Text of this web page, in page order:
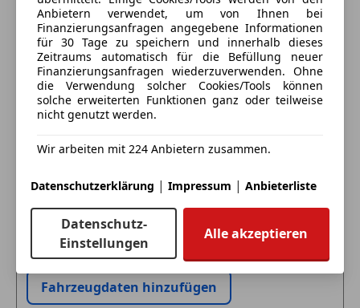
Eintauschwagen: Kaufen und verkaufen in nur einem
Ich möchte mein Auto in Zahlung geben
(unverbindlich).
Fahrzeugdaten hinzufügen
Anbietern verwendet, um von Ihnen bei
Finanzierungsanfragen angegebene Informationen
für 30 Tage zu speichern und innerhalb dieses
Zeitraums automatisch für die Befüllung neuer
Finanzierungsanfragen wiederzuverwenden. Ohne
die Verwendung solcher Cookies/Tools können
solche erweiterten Funktionen ganz oder teilweise
nicht genutzt werden.
Wir arbeiten mit 224 Anbietern zusammen.
Datenschutzerklärung | Impressum | Anbieterliste
Datenschutz-
Einstellungen
Alle akzeptieren